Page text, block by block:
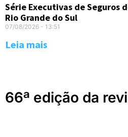
Série Executivas de Seguros
Rio Grande do Sul
07/08/2026 13:51
Leia mais
66ª edição da